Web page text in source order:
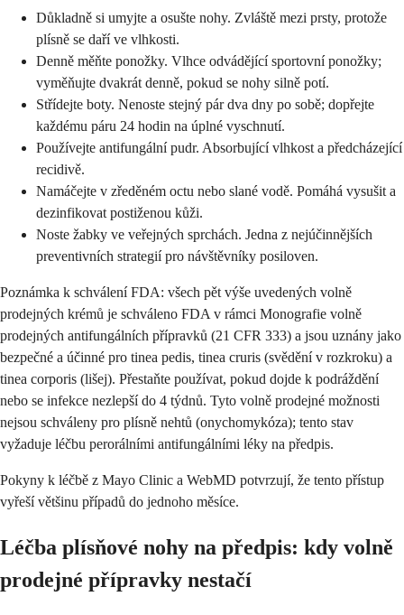
Důkladně si umyjte a osušte nohy. Zvláště mezi prsty, protože
plísně se daří ve vlhkosti.
Denně měňte ponožky. Vlhce odvádějící sportovní ponožky;
vyměňujte dvakrát denně, pokud se nohy silně potí.
Střídejte boty. Nenoste stejný pár dva dny po sobě; dopřejte
každému páru 24 hodin na úplné vyschnutí.
Používejte antifungální pudr. Absorbující vlhkost a předcházející
recidivě.
Namáčejte v zředěném octu nebo slané vodě. Pomáhá vysušit a
dezinfikovat postiženou kůži.
Noste žabky ve veřejných sprchách. Jedna z nejúčinnějších
preventivních strategií pro návštěvníky posiloven.
Poznámka k schválení FDA: všech pět výše uvedených volně
prodejných krémů je schváleno FDA v rámci Monografie volně
prodejných antifungálních přípravků (21 CFR 333) a jsou uznány jako
bezpečné a účinné pro tinea pedis, tinea cruris (svědění v rozkroku) a
tinea corporis (lišej). Přestaňte používat, pokud dojde k podráždění
nebo se infekce nezlepší do 4 týdnů. Tyto volně prodejné možnosti
nejsou schváleny pro plísně nehtů (onychomykóza); tento stav
vyžaduje léčbu perorálními antifungálními léky na předpis.
Pokyny k léčbě z Mayo Clinic a WebMD potvrzují, že tento přístup
vyřeší většinu případů do jednoho měsíce.
Léčba plísňové nohy na předpis: kdy volně
prodejné přípravky nestačí